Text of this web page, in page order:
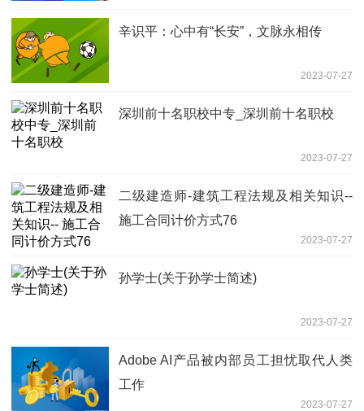
辛识平：心中有“长安”，文脉永相传
2023-07-27
深圳前十名职校中专_深圳前十名职校
2023-07-27
二级建造师-建筑工程法规及相关知识--
施工合同计价方式76
2023-07-27
孙学士(关于孙学士简述)
2023-07-27
Adobe AI产品被内部员工担忧取代人类
工作
2023-07-27